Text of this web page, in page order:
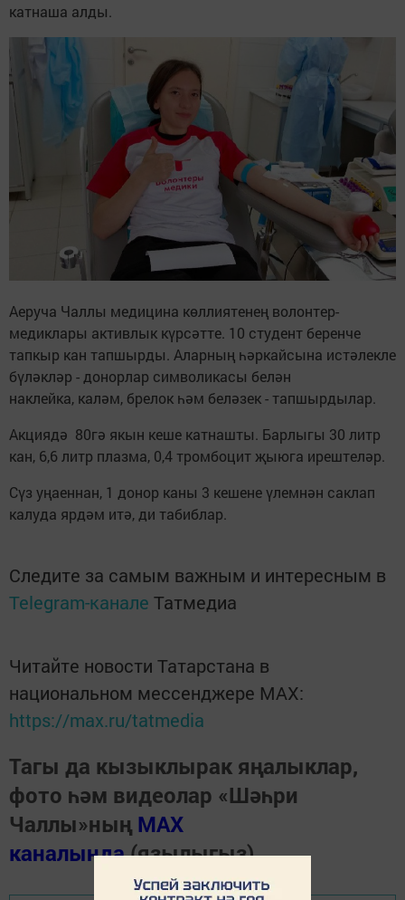
катнаша алды.
Аеруча Чаллы медицина көллиятенең волонтер-
медиклары активлык күрсәтте. 10 студент беренче
тапкыр кан тапшырды. Аларның һәркайсына истәлекле
бүләкләр - донорлар символикасы белән
наклейка, каләм, брелок һәм беләзек - тапшырдылар.
Акциядә 80гә якын кеше катнашты. Барлыгы 30 литр
кан, 6,6 литр плазма, 0,4 тромбоцит җыюга ирештеләр.
Сүз уңаеннан, 1 донор каны 3 кешене үлемнән саклап
калуда ярдәм итә, ди табиблар.
Следите за самым важным и интересным в
Telegram-канале Татмедиа
Читайте новости Татарстана в
национальном мессенджере MАХ:
https://max.ru/tatmedia
Тагы да кызыклырак яңалыклар,
фото һәм видеолар «Шәһри
Чаллы»ның MAX
каналында(язылыгыз).